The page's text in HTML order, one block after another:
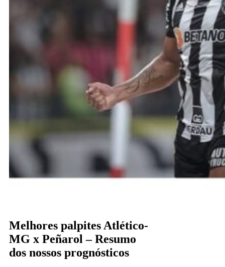
Melhores palpites Atlético-
MG x Peñarol – Resumo
dos nossos prognósticos